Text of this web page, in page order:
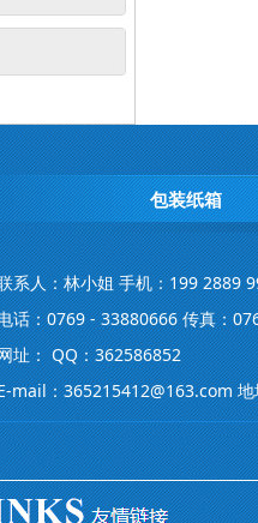
包装纸箱
系人：林小姐 手机：199 2889
话：0769 - 33880666 传真：
址： QQ：362586852
mail：365215412@163.com